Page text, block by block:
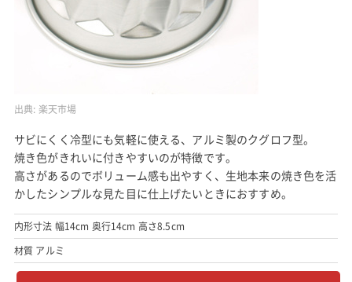
出典: 楽天市場
サビにくく冷型にも気軽に使える、アルミ製のクグロフ型。
焼き色がきれいに付きやすいのが特徴です。
高さがあるのでボリューム感も出やすく、生地本来の焼き色を活
かしたシンプルな見た目に仕上げたいときにおすすめ。
内形寸法 幅14cm 奥行14cm 高さ8.5cm
材質 アルミ